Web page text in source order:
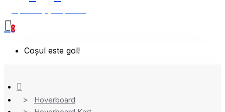
0
Coșul este gol!
Hoverboard